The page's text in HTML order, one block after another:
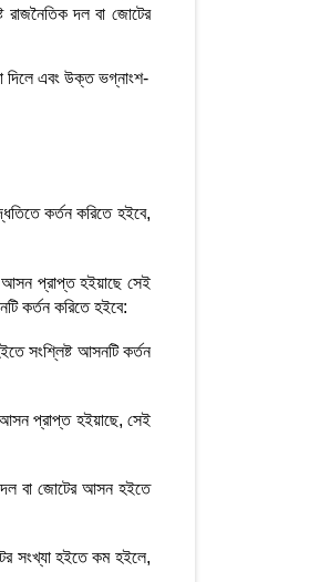
রাজনৈতিক দল বা জোটের
দিলে এবং উক্ত ভগ্নাংশ-
কর্তন করিতে হইবে,
আসন প্রাপ্ত হইয়াছে সেই
কর্তন করিতে হইবে:
সংশ্লিষ্ট আসনটি কর্তন
প্রাপ্ত হইয়াছে, সেই
দল বা জোটের আসন হইতে
সংখ্যা হইতে কম হইলে,